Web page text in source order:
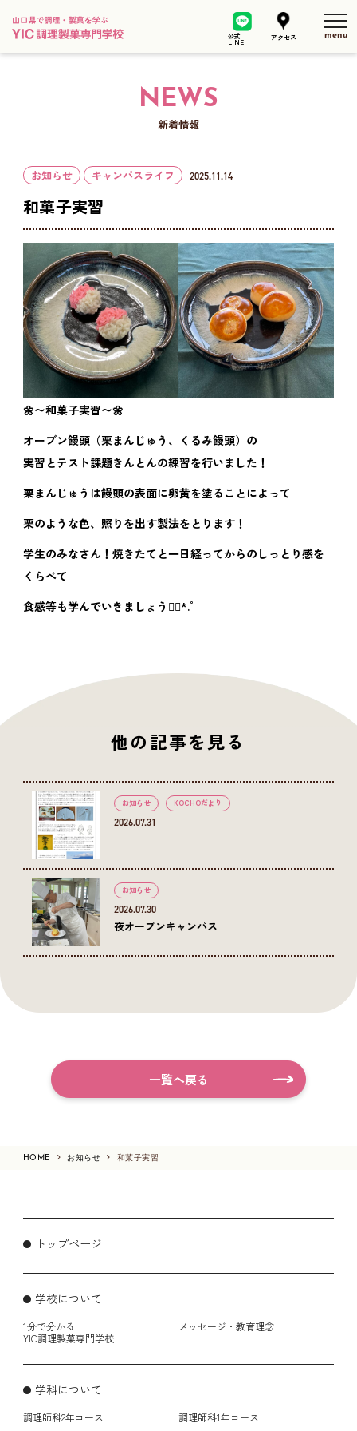
公式
LINE
アクセス
NEWS
新着情報
お知らせ キャンパスライフ 2025.11.14
和菓子実習
🌼〜和菓子実習〜🌼
オーブン饅頭（栗まんじゅう、くるみ饅頭）の
実習とテスト課題きんとんの練習を行いました！
栗まんじゅうは饅頭の表面に卵黄を塗ることによって
栗のような色、照りを出す製法をとります！
学生のみなさん！焼きたてと一日経ってからのしっとり感を
くらべて
食感等も学んでいきましょう❁⃘*.ﾟ
他の記事を見る
お知らせ KOCHOだより
2026.07.31
お知らせ
2026.07.30
夜オープンキャンパス
一覧へ戻る
HOME お知らせ 和菓子実習
トップページ
学校について
1分で分かる
YIC調理製菓専門学校
メッセージ・教育理念
学科について
調理師科2年コース 調理師科1年コース